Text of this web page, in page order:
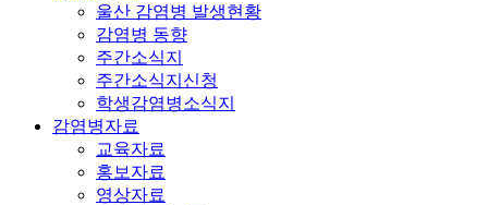
울산 감염병 발생현황
감염병 동향
주간소식지
주간소식지신청
학생감염병소식지
감염병자료
교육자료
홍보자료
영상자료